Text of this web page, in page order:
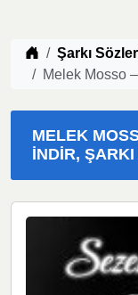
Müzik indir
Şarkı
Melek Mosso
MELEK
İNDIR,